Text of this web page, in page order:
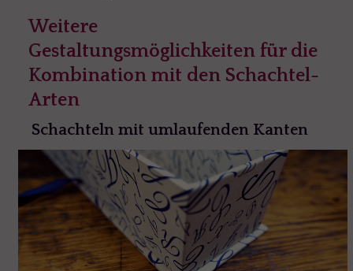
Weitere
Gestaltungsmöglichkeiten für die
Kombination mit den Schachtel-
Arten
Schachteln mit umlaufenden Kanten